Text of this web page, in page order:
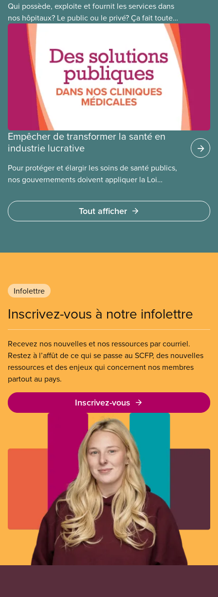
Qui possède, exploite et fournit les services dans
nos hôpitaux? Le public ou le privé? Ça fait toute
une différence. Un hôpital public coûte moins cher,
en donne plus et est voué à l’intérêt public.
Empêcher de transformer la santé en
industrie lucrative
Pour protéger et élargir les soins de santé publics,
nos gouvernements doivent appliquer la Loi
à des services privés à but lucratif. L’accès aux
soins doit dépendre des besoins médicaux, pas de
Tout afficher
Infolettre
Inscrivez-vous à notre infolettre
Recevez nos nouvelles et nos ressources par courriel.
Restez à l’affût de ce qui se passe au SCFP, des nouvelles
ressources et des enjeux qui concernent nos membres
partout au pays.
Inscrivez-vous